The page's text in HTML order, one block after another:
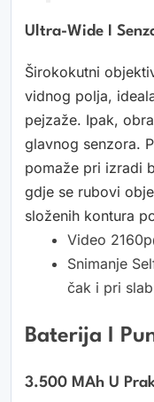
Ultra-Wide I
Širokokutni
vidnog polja,
pejzaže. Ipak,
glavnog senzora.
pomaže pri izradi
gdje se rubovi
složenih kontura
Video
Snimanje
čak i pri
Baterija I
3.500 MAh U